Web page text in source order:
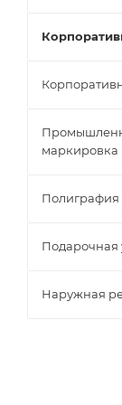
маркировка
Полиграфия
Подарочная
Наружная